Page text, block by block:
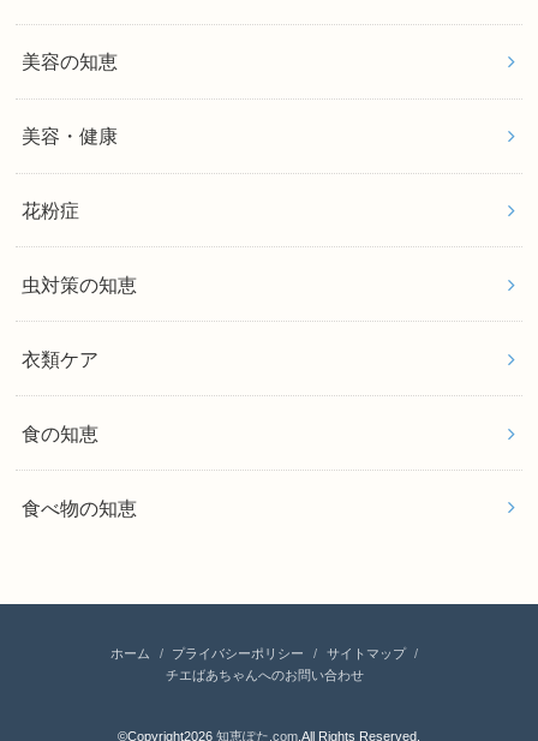
美容の知恵
美容・健康
花粉症
虫対策の知恵
衣類ケア
食の知恵
食べ物の知恵
ホーム プライバシーポリシー
サイトマップ
チエばあちゃんへのお問い合わせ
©Copyright2026 知恵ぽた.com.All Rights Reserved.